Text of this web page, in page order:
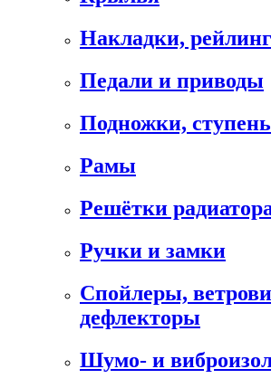
Накладки,
Педали и приводы
Подножки,
Рамы
Решётки
Ручки и замки
Спойлеры,
дефлекторы
Шумо- и